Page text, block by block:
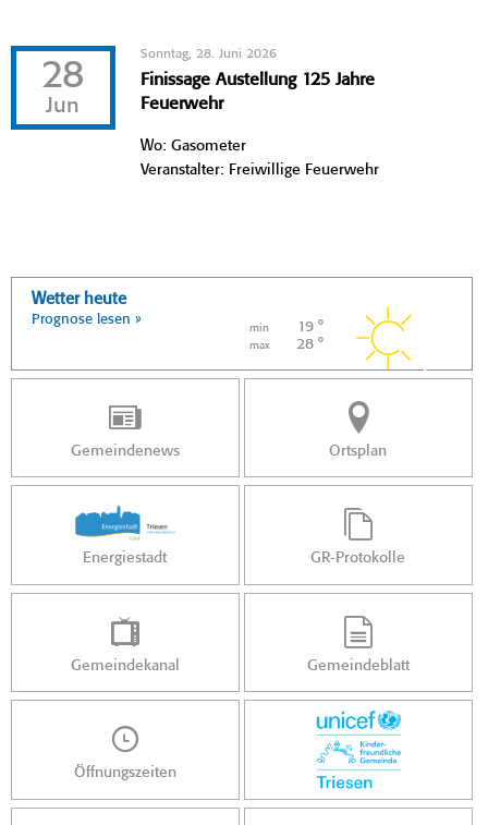
28
Jun
Sonntag, 28. Juni 2026
Finissage Austellung 125 Jahre
Feuerwehr
Wo: Gasometer
Veranstalter: Freiwillige Feuerwehr
Wetter heute
Prognose lesen »
min 19 °
max 28 °
Gemeindenews Ortsplan
Energiestadt GR-Protokolle
Gemeindekanal Gemeindeblatt
Öffnungszeiten